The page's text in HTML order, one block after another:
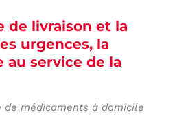
de livraison et la
urgences, la
au service de la
de médicaments à domicile